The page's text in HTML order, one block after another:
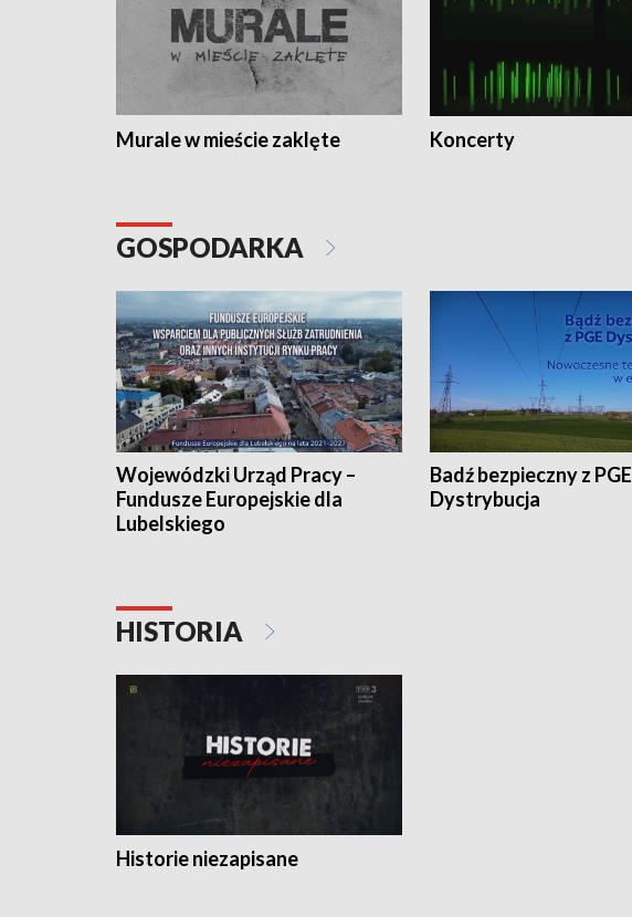
Murale w mieście zaklęte Koncerty
GOSPODARKA
Wojewódzki Urząd Pracy –
Fundusze Europejskie dla
Lubelskiego
Badź bezpieczny z PGE
Dystrybucja
HISTORIA
Historie niezapisane